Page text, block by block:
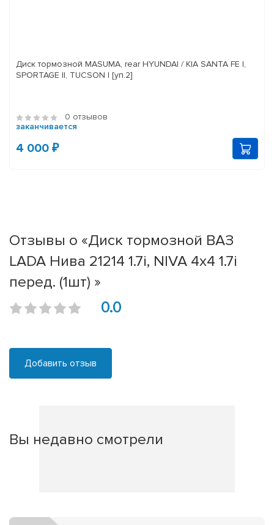
Диск тормозной MASUMA, rear HYUNDAI / KIA SANTA FE I,
SPORTAGE II, TUCSON I [уп.2]
0 отзывов
заканчивается
4 000 ₽
Отзывы о «Диск тормозной ВАЗ
LADA Нива 21214 1.7i, NIVA 4x4 1.7i
перед. (1шт) »
0.0
Добавить отзыв
Вы недавно смотрели